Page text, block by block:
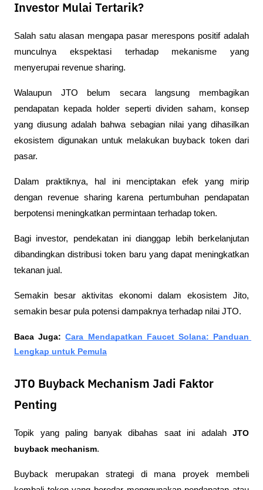
Investor Mulai Tertarik?
Salah satu alasan mengapa pasar merespons positif adalah
munculnya ekspektasi terhadap mekanisme yang
menyerupai revenue sharing.
Walaupun JTO belum secara langsung membagikan
pendapatan kepada holder seperti dividen saham, konsep
yang diusung adalah bahwa sebagian nilai yang dihasilkan
ekosistem digunakan untuk melakukan buyback token dari
pasar.
Dalam praktiknya, hal ini menciptakan efek yang mirip
dengan revenue sharing karena pertumbuhan pendapatan
berpotensi meningkatkan permintaan terhadap token.
Bagi investor, pendekatan ini dianggap lebih berkelanjutan
dibandingkan distribusi token baru yang dapat meningkatkan
tekanan jual.
Semakin besar aktivitas ekonomi dalam ekosistem Jito,
semakin besar pula potensi dampaknya terhadap nilai JTO.
Baca Juga: Cara Mendapatkan Faucet Solana: Panduan
Lengkap untuk Pemula
JTO Buyback Mechanism Jadi Faktor
Penting
Topik yang paling banyak dibahas saat ini adalah JTO
buyback mechanism.
Buyback merupakan strategi di mana proyek membeli